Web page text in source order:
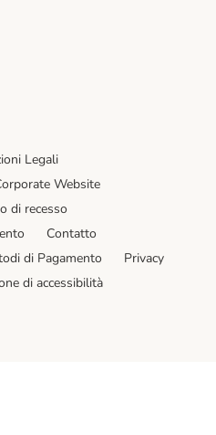
Legali
Website
di recesso
Contatto
di Pagamento
Privacy
di accessibilità